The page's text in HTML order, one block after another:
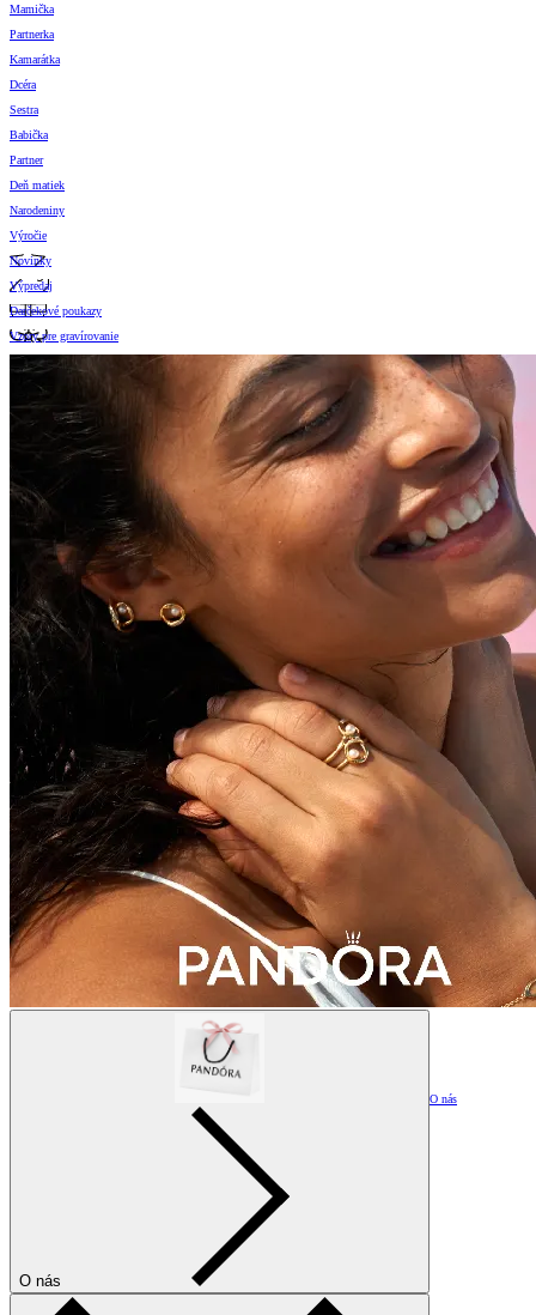
Mamička
Partnerka
Kamarátka
Dcéra
Sestra
Babička
Partner
Deň matiek
Narodeniny
Výročie
Novinky
Výpredaj
Darčekové poukazy
Vzory pre gravírovanie
O nás
O nás